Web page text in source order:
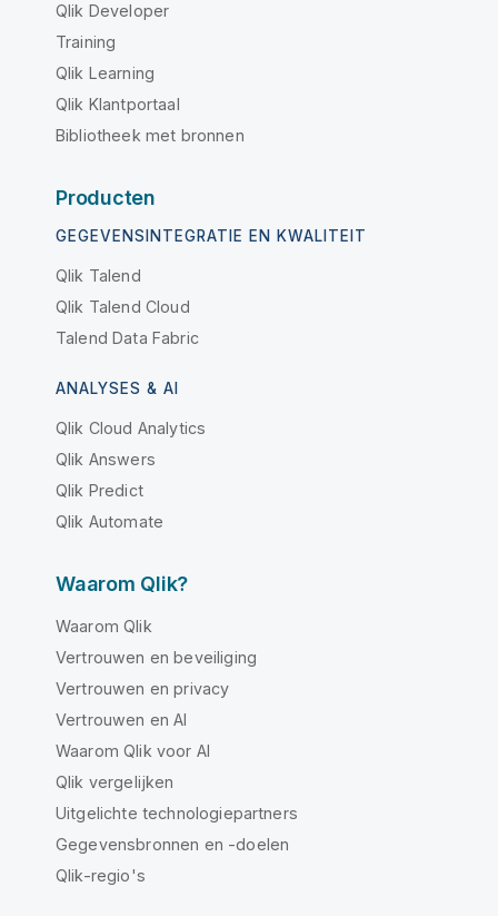
Qlik Developer
Training
Qlik Learning
Qlik Klantportaal
Bibliotheek met bronnen
Producten
GEGEVENSINTEGRATIE EN KWALITEIT
Qlik Talend
Qlik Talend Cloud
Talend Data Fabric
ANALYSES & AI
Qlik Cloud Analytics
Qlik Answers
Qlik Predict
Qlik Automate
Waarom Qlik?
Waarom Qlik
Vertrouwen en beveiliging
Vertrouwen en privacy
Vertrouwen en AI
Waarom Qlik voor AI
Qlik vergelijken
Uitgelichte technologiepartners
Gegevensbronnen en -doelen
Qlik-regio's